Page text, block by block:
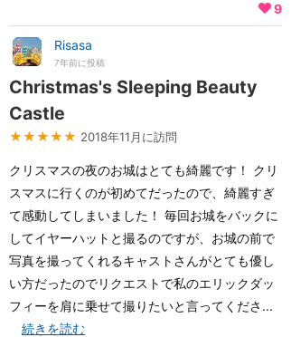
9
Risasa
7年前に投稿
Christmas's Sleeping Beauty
Castle
★★★★★ 2018年11月に訪問
クリスマスの夜のお城はとても綺麗です！ クリ
スマスに行くのが初めてだったので、綺麗すぎ
て感動してしまいました！ 毎回お城をバックに
してイヤーハットと撮るのですが、お城の前で
写真を撮ってくれるキャストさんがとても優し
い方だったのでリクエストで私のエリックダッ
フィーを肩に乗せて撮りたいと言ってくださ...
続きを読む